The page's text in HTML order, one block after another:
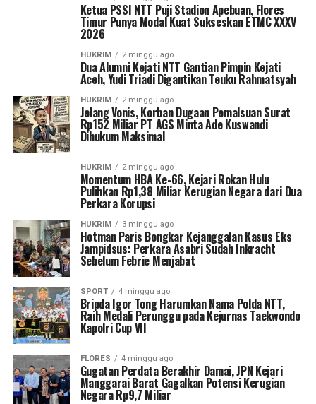
Ketua PSSI NTT Puji Stadion Apebuan, Flores
Timur Punya Modal Kuat Sukseskan ETMC XXXV
2026
HUKRIM 2 minggu ago
Dua Alumni Kejati NTT Gantian Pimpin Kejati
Aceh, Yudi Triadi Digantikan Teuku Rahmatsyah
HUKRIM 2 minggu ago
Jelang Vonis, Korban Dugaan Pemalsuan Surat
Rp152 Miliar PT AGS Minta Ade Kuswandi
Dihukum Maksimal
HUKRIM 2 minggu ago
Momentum HBA Ke-66, Kejari Rokan Hulu
Pulihkan Rp1,38 Miliar Kerugian Negara dari Dua
Perkara Korupsi
HUKRIM 3 minggu ago
Hotman Paris Bongkar Kejanggalan Kasus Eks
Jampidsus: Perkara Asabri Sudah Inkracht
Sebelum Febrie Menjabat
SPORT 4 minggu ago
Bripda Igor Tong Harumkan Nama Polda NTT,
Raih Medali Perunggu pada Kejurnas Taekwondo
Kapolri Cup VII
FLORES 4 minggu ago
Gugatan Perdata Berakhir Damai, JPN Kejari
Manggarai Barat Gagalkan Potensi Kerugian
Negara Rp9,7 Miliar